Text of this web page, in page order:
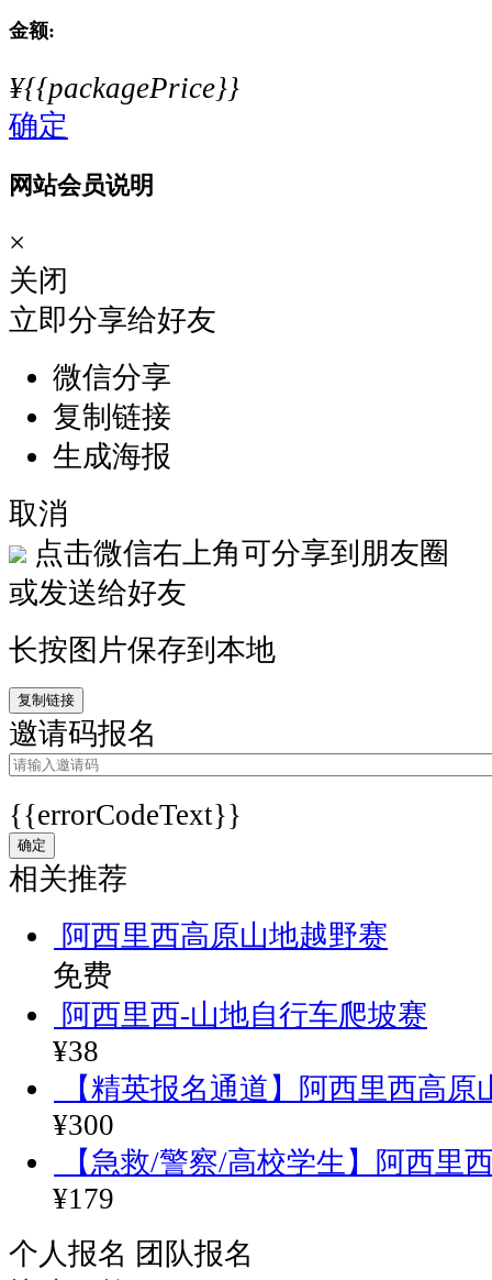
金额:
¥{{packagePrice}}
确定
网站会员说明
×
关闭
立即分享给好友
微信分享
复制链接
生成海报
取消
点击微信右上角可分享到朋友圈
或发送给好友
长按图片保存到本地
复制链接
邀请码报名
{{errorCodeText}}
确定
相关推荐
阿西里西高原山地越野赛
免费
阿西里西-山地自行车爬坡赛
¥38
【精英报名通道】阿西里西高原
¥300
【急救/警察/高校学生】阿西里
¥179
个人报名 团队报名